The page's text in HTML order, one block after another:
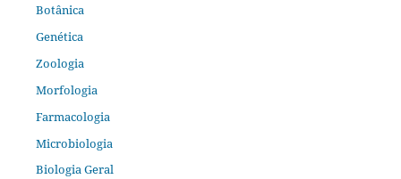
Botânica
Genética
Zoologia
Morfologia
Farmacologia
Microbiologia
Biologia Geral